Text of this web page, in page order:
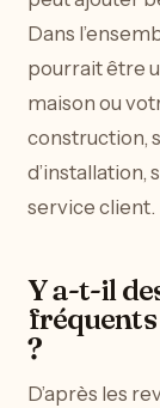
Dans
pourrait être
maison ou
construction,
d’installation,
service client.
Y a-t-il
?
D’après les